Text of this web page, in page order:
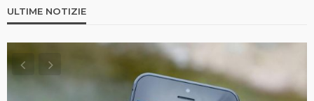
ULTIME NOTIZIE